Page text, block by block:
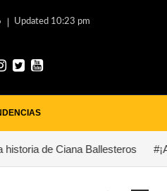
Updated 10:23 pm
de Ciana Ballesteros